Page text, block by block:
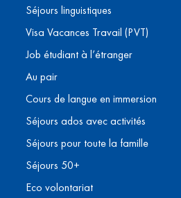
Séjours linguistiques
Visa Vacances Travail (PVT)
Job étudiant à l’étranger
Au pair
Cours de langue en immersion
Séjours ados avec activités
Séjours pour toute la famille
Séjours 50+
Eco volontariat